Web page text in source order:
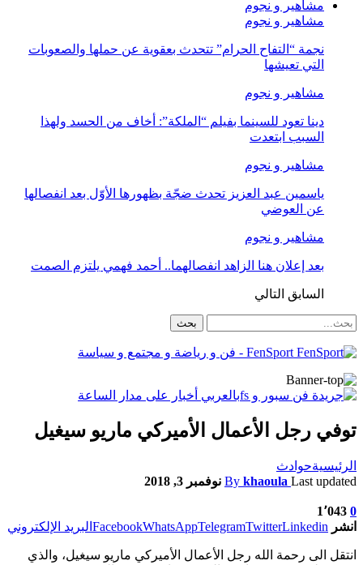
مشاهير و نجوم
مشاهير و نجوم
نجمة “التفاح الحرام” تتحدث بعقوية عن حملها والصعوبات
التي تعيشها
مشاهير و نجوم
دينا تعود للسينما بفيلم “الملكة”: أخاف من الحسد ولهذا
السبب ابتعدت
مشاهير و نجوم
ياسمين عبد العزيز تحدث ضجّة بظهورها الأوّل بعد انفصالها
عن العوضي
مشاهير و نجوم
بعد إعلان هنا الزاهد انفصالهما.. أحمد فهمي يلتزم الصمت
السابق التالي
FenSport - فن و رياضة و مجتمع و سياسة
توفي رجل الأعمال الأميركي ماريو سيغيل
الرئيسيةحوادث
By khaoula Last updated نوفمبر 3, 2018
0 1٬043
انشر
FacebookWhatsAppTelegramTwitterLinkedin البريد الإلكتروني
انتقل الى رحمة الله رجل الأعمال الأميركي ماريو سيغيل، والذي